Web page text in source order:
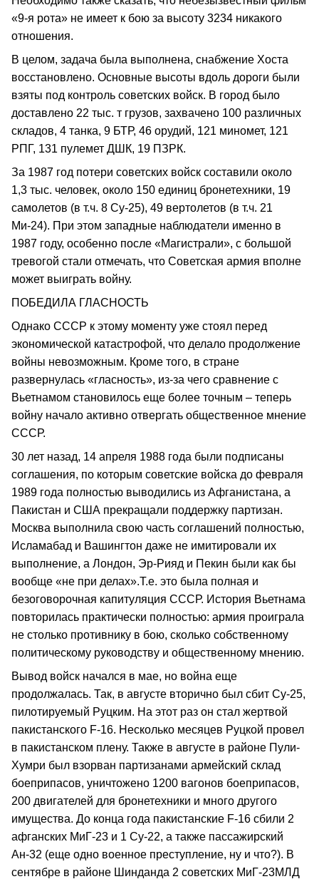
«9-я рота» не имеет к бою за высоту 3234 никакого
отношения.
В целом, задача была выполнена, снабжение Хоста
восстановлено. Основные высоты вдоль дороги были
взяты под контроль советских войск. В город было
доставлено 22 тыс. т грузов, захвачено 100 различных
складов, 4 танка, 9 БТР, 46 орудий, 121 миномет, 121
РПГ, 131 пулемет ДШК, 19 ПЗРК.
За 1987 год потери советских войск составили около
1,3 тыс. человек, около 150 единиц бронетехники, 19
самолетов (в т.ч. 8 Су-25), 49 вертолетов (в т.ч. 21
Ми-24). При этом западные наблюдатели именно в
1987 году, особенно после «Магистрали», с большой
тревогой стали отмечать, что Советская армия вполне
может выиграть войну.
ПОБЕДИЛА ГЛАСНОСТЬ
Однако СССР к этому моменту уже стоял перед
экономической катастрофой, что делало продолжение
войны невозможным. Кроме того, в стране
развернулась «гласность», из-за чего сравнение с
Вьетнамом становилось еще более точным – теперь
войну начало активно отвергать общественное мнение
СССР.
30 лет назад, 14 апреля 1988 года были подписаны
соглашения, по которым советские войска до февраля
1989 года полностью выводились из Афганистана, а
Пакистан и США прекращали поддержку партизан.
Москва выполнила свою часть соглашений полностью,
Исламабад и Вашингтон даже не имитировали их
выполнение, а Лондон, Эр-Рияд и Пекин были как бы
вообще «не при делах».Т.е. это была полная и
безоговорочная капитуляция СССР. История Вьетнама
повторилась практически полностью: армия проиграла
не столько противнику в бою, сколько собственному
политическому руководству и общественному мнению.
Вывод войск начался в мае, но война еще
продолжалась. Так, в августе вторично был сбит Су-25,
пилотируемый Руцким. На этот раз он стал жертвой
пакистанского F-16. Несколько месяцев Руцкой провел
в пакистанском плену. Также в августе в районе Пули-
Хумри был взорван партизанами армейский склад
боеприпасов, уничтожено 1200 вагонов боеприпасов,
200 двигателей для бронетехники и много другого
имущества. До конца года пакистанские F-16 сбили 2
афганских МиГ-23 и 1 Су-22, а также пассажирский
Ан-32 (еще одно военное преступление, ну и что?). В
сентябре в районе Шинданда 2 советских МиГ-23МЛД